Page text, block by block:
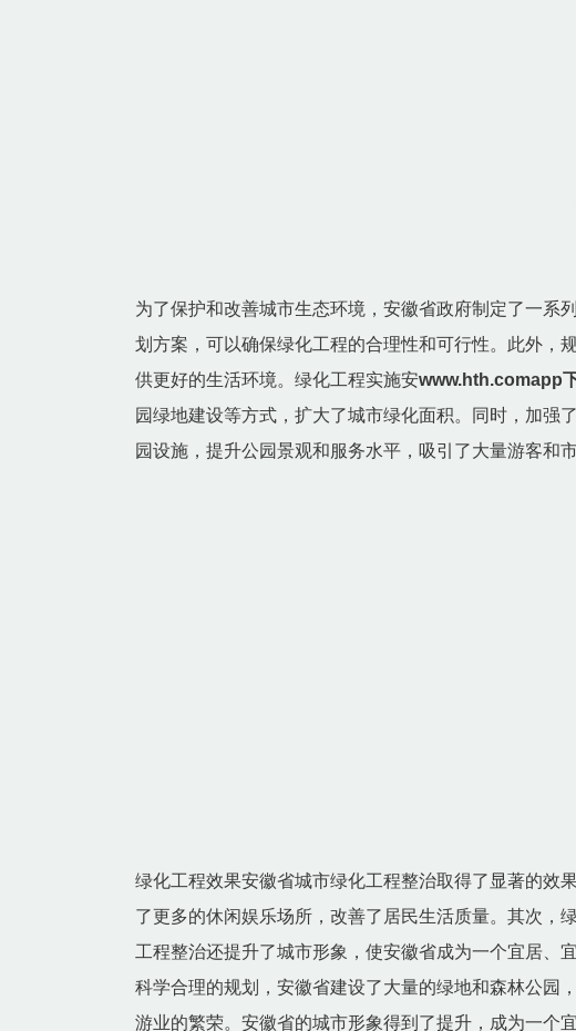
为了保护和改善城市生态环境，安徽省政府制定了一系
划方案，可以确保绿化工程的合理性和可行性。此外，
供更好的生活环境。绿化工程实施安www.hth.comapp
园绿地建设等方式，扩大了城市绿化面积。同时，加强
园设施，提升公园景观和服务水平，吸引了大量游客和
绿化工程效果安徽省城市绿化工程整治取得了显著的效
了更多的休闲娱乐场所，改善了居民生活质量。其次，
工程整治还提升了城市形象，使安徽省成为一个宜居、
科学合理的规划，安徽省建设了大量的绿地和森林公园
游业的繁荣。安徽省的城市形象得到了提升，成为一个